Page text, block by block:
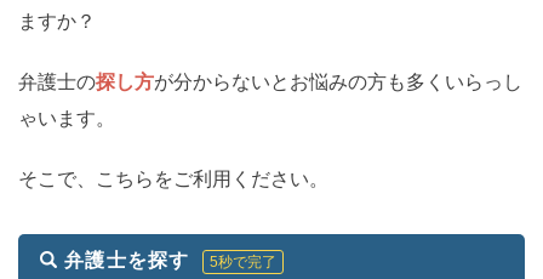
ますか？
弁護士の探し方が分からないとお悩みの方も多くいらっし
ゃいます。
そこで、こちらをご利用ください。
弁護士を探す 5秒で完了